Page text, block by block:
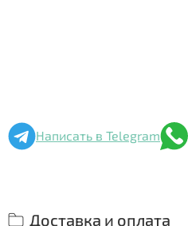
Написать в Telegram
Доставка и оплата